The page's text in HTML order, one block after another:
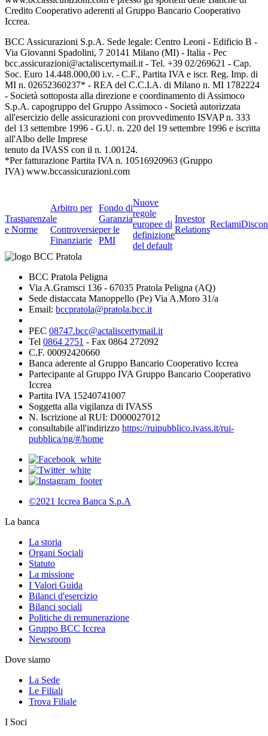
Credito Cooperativo aderenti al Gruppo Bancario Cooperativo
Iccrea.
BCC Assicurazioni S.p.A. Sede legale: Centro Leoni - Edificio B -
Via Giovanni Spadolini, 7 20141 Milano (MI) - Italia - Pec
bcc.assicurazioni@actaliscertymail.it - Tel. +39 02/269621 - Cap.
Soc. Euro 14.448.000,00 i.v. - C.F., Partita IVA e iscr. Reg. Imp. di
MI n. 02652360237* - REA del C.C.I.A. di Milano n. MI 1782224
- Società sottoposta alla direzione e coordinamento di Assimoco
S.p.A. capogruppo del Gruppo Assimoco - Società autorizzata
all'esercizio delle assicurazioni con provvedimento ISVAP n. 333
del 13 settembre 1996 - G.U. n. 220 del 19 settembre 1996 e iscritta
all'Albo delle Imprese
tenuto da IVASS con il n. 1.00124.
*Per fatturazione Partita IVA n. 10516920963 (Gruppo
IVA) www.bccassicurazioni.com
Trasparenza
e Norme
Arbitro per
le
Controversie
Finanziarie
Fondo di
Garanzia
per le
PMI
Nuove
regole
europee di
definizione
del default
Investor
Relations
Reclami
BCC Pratola Peligna
Via A.Gramsci 136 - 67035 Pratola Peligna (AQ)
Sede distaccata Manoppello (Pe) Via A.Moro 31/a
Email: bccpratola@pratola.bcc.it
PEC 08747.bcc@actaliscertymail.it
Tel 0864 2751 - Fax 0864 272092
C.F. 00092420660
Banca aderente al Gruppo Bancario Cooperativo Iccrea
Partecipante al Gruppo IVA Gruppo Bancario Cooperativo
Iccrea
Partita IVA 15240741007
Soggetta alla vigilanza di IVASS
N. Iscrizione al RUI: D000027012
consultabile all'indirizzo https://ruipubblico.ivass.it/rui-
pubblica/ng/#/home
©2021 Iccrea Banca S.p.A
La banca
La storia
Organi Sociali
Statuto
La missione
I Valori Guida
Bilanci d'esercizio
Bilanci sociali
Politiche di remunerazione
Gruppo BCC Iccrea
Newsroom
Dove siamo
La Sede
Le Filiali
Trova Filiale
I Soci